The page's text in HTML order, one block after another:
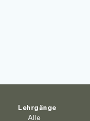
Lehrgänge
Alle